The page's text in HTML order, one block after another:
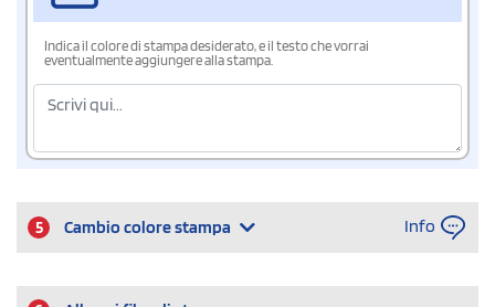
Indica il colore di stampa desiderato, e il testo che vorrai
eventualmente aggiungere alla stampa.
5 Cambio colore stampa Info